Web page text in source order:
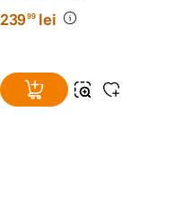
23999 lei